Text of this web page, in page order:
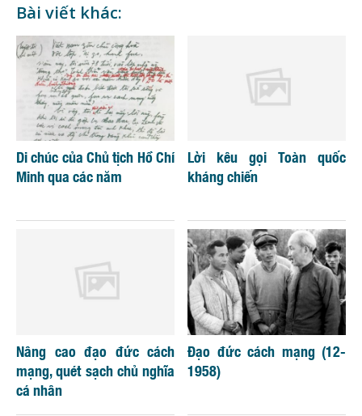
Bài viết khác:
Di chúc của Chủ tịch Hồ Chí
Minh qua các năm
Lời kêu gọi Toàn quốc
kháng chiến
Nâng cao đạo đức cách
mạng, quét sạch chủ nghĩa
cá nhân
Đạo đức cách mạng (12-
1958)